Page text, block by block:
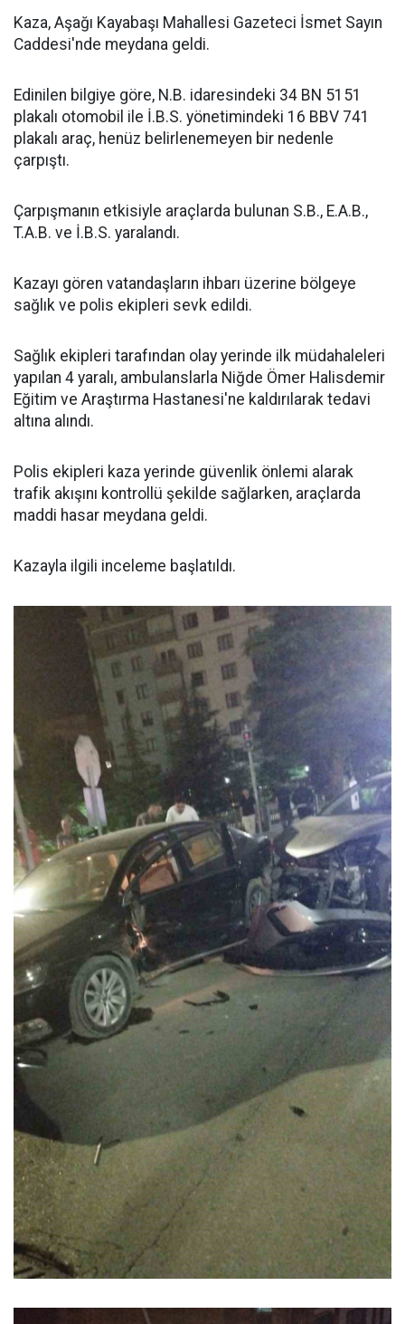
Kaza, Aşağı Kayabaşı Mahallesi Gazeteci İsmet Sayın
Caddesi'nde meydana geldi.
Edinilen bilgiye göre, N.B. idaresindeki 34 BN 5151
plakalı otomobil ile İ.B.S. yönetimindeki 16 BBV 741
plakalı araç, henüz belirlenemeyen bir nedenle
çarpıştı.
Çarpışmanın etkisiyle araçlarda bulunan S.B., E.A.B.,
T.A.B. ve İ.B.S. yaralandı.
Kazayı gören vatandaşların ihbarı üzerine bölgeye
sağlık ve polis ekipleri sevk edildi.
Sağlık ekipleri tarafından olay yerinde ilk müdahaleleri
yapılan 4 yaralı, ambulanslarla Niğde Ömer Halisdemir
Eğitim ve Araştırma Hastanesi'ne kaldırılarak tedavi
altına alındı.
Polis ekipleri kaza yerinde güvenlik önlemi alarak
trafik akışını kontrollü şekilde sağlarken, araçlarda
maddi hasar meydana geldi.
Kazayla ilgili inceleme başlatıldı.